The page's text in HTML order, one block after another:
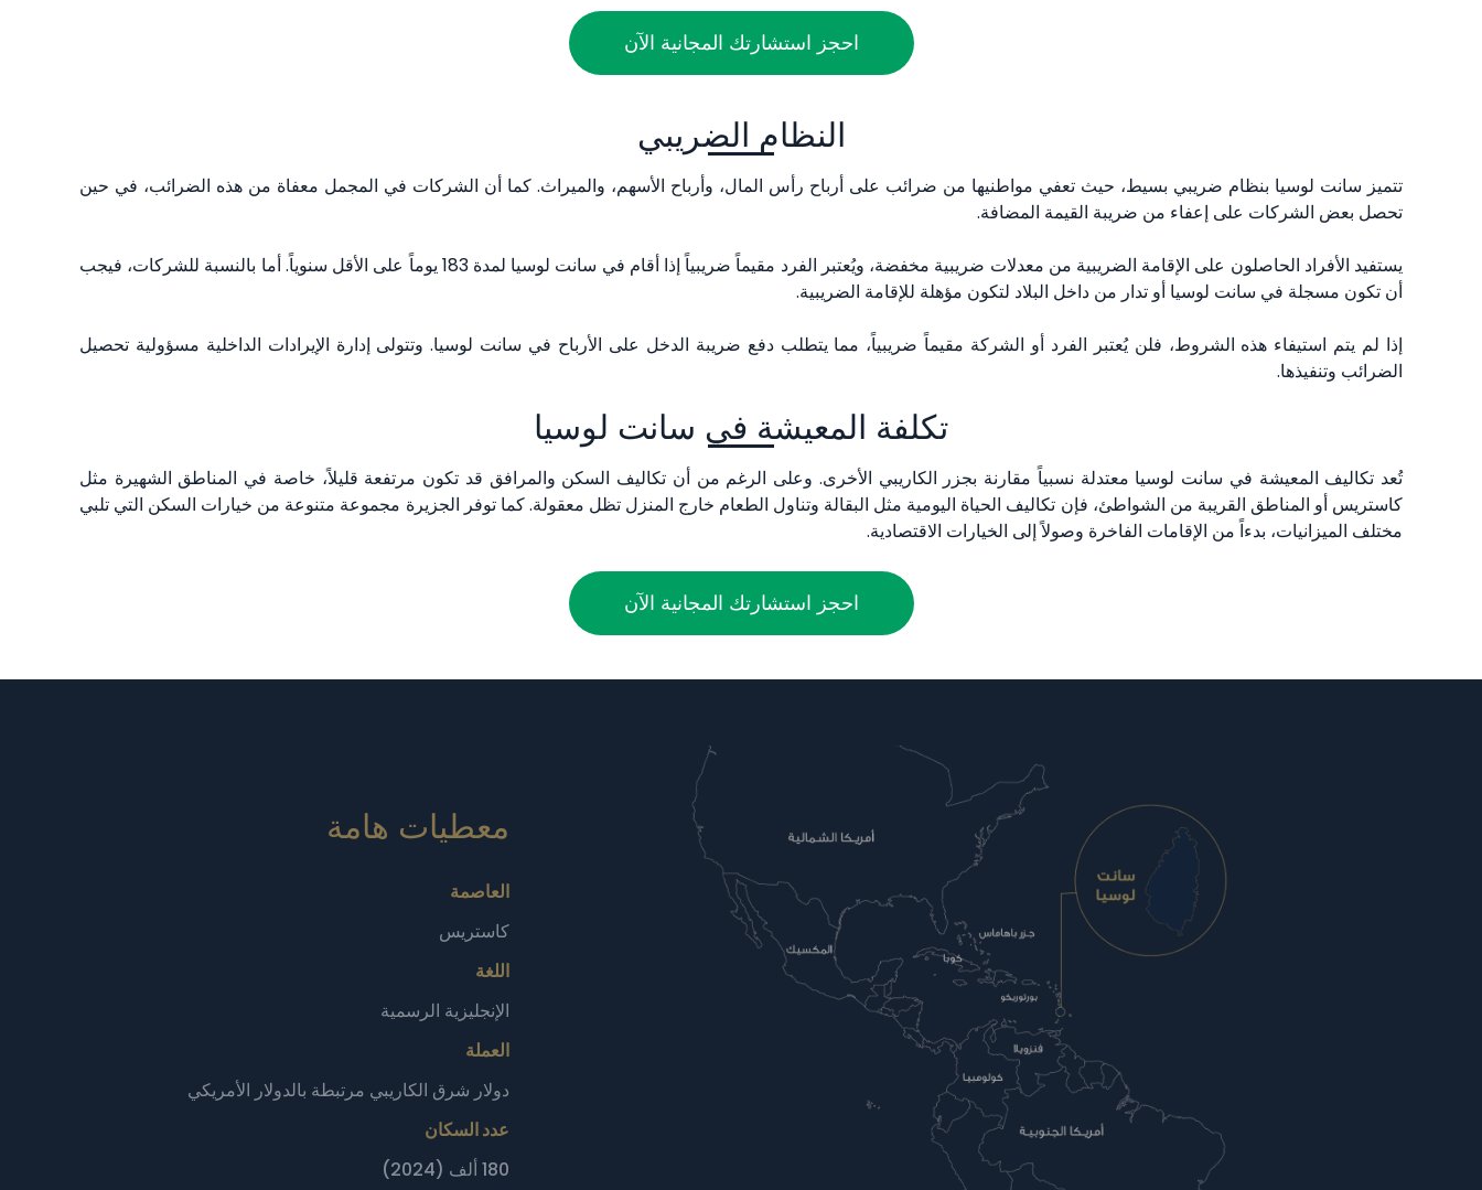
احجز استشارتك المجانية الآن
النظام الضريبي
تتميز سانت لوسيا بنظام ضريبي بسيط، حيث تعفي مواطنيها من ضرائب على أرباح رأس المال، وأرباح الأسهم، والميراث. كما أن الشركات في المجمل معفاة من هذه الضرائب، في حين
تحصل بعض الشركات على إعفاء من ضريبة القيمة المضافة.
يستفيد الأفراد الحاصلون على الإقامة الضريبية من معدلات ضريبية مخفضة، ويُعتبر الفرد مقيماً ضريبياً إذا أقام في سانت لوسيا لمدة 183 يوماً على الأقل سنوياً. أما بالنسبة للشركات، فيجب
أن تكون مسجلة في سانت لوسيا أو تدار من داخل البلاد لتكون مؤهلة للإقامة الضريبية.
إذا لم يتم استيفاء هذه الشروط، فلن يُعتبر الفرد أو الشركة مقيماً ضريبياً، مما يتطلب دفع ضريبة الدخل على الأرباح في سانت لوسيا. وتتولى إدارة الإيرادات الداخلية مسؤولية تحصيل
الضرائب وتنفيذها.
تكلفة المعيشة في سانت لوسيا
تُعد تكاليف المعيشة في سانت لوسيا معتدلة نسبياً مقارنة بجزر الكاريبي الأخرى. وعلى الرغم من أن تكاليف السكن والمرافق قد تكون مرتفعة قليلاً، خاصة في المناطق الشهيرة مثل
كاستريس أو المناطق القريبة من الشواطئ، فإن تكاليف الحياة اليومية مثل البقالة وتناول الطعام خارج المنزل تظل معقولة. كما توفر الجزيرة مجموعة متنوعة من خيارات السكن التي تلبي
مختلف الميزانيات، بدءاً من الإقامات الفاخرة وصولاً إلى الخيارات الاقتصادية.
احجز استشارتك المجانية الآن
معطيات هامة‎
العاصمة
كاستريس
اللغة
الإنجليزية الرسمية
العملة
دولار شرق الكاريبي مرتبطة بالدولار الأمريكي
عدد السكان
180 ألف (2024)